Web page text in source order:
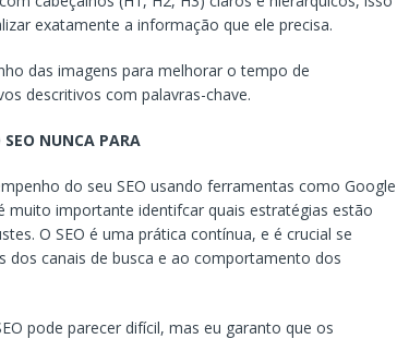
exatamente a informação que ele precisa.
das imagens para melhorar o tempo de
descritivos com palavras-chave.
NUNCA PARA
do seu SEO usando ferramentas como Google
muito importante identifcar quais estratégias estão
O SEO é uma prática contínua, e é crucial se
dos canais de busca e ao comportamento dos
pode parecer difícil, mas eu garanto que os